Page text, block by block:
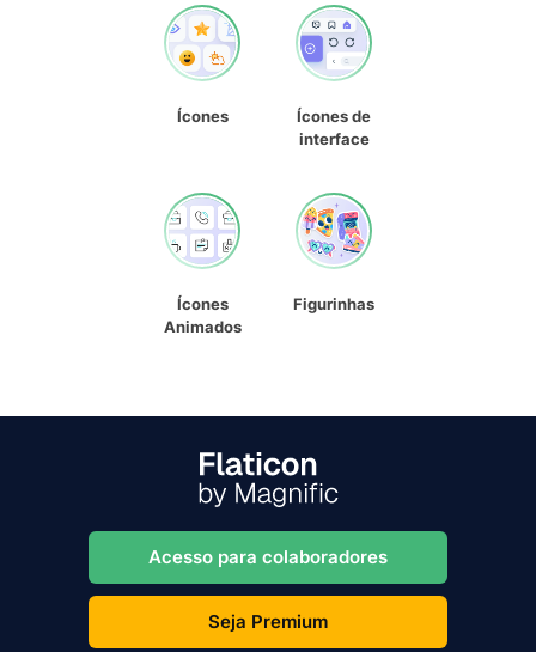
Ícones
Ícones de
interface
Ícones
Animados
Figurinhas
Acesso para colaboradores
Seja Premium